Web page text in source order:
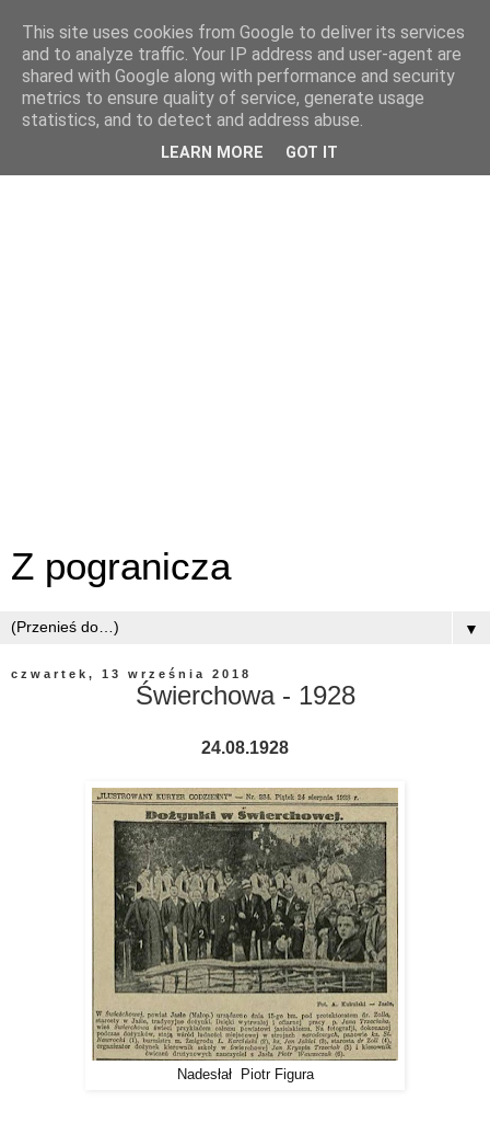
Z pogranicza
▼
czwartek, 13 września 2018
Świerchowa - 1928
24.08.1928
Nadesłał Piotr Figura
This site uses cookies from Google to deliver its services
and to analyze traffic. Your IP address and user-agent are
shared with Google along with performance and security
metrics to ensure quality of service, generate usage
statistics, and to detect and address abuse.
LEARN MORE GOT IT